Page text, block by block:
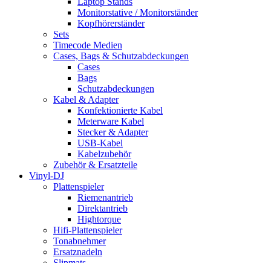
Monitorstative / Monitorständer
Kopfhörerständer
Sets
Timecode Medien
Cases, Bags & Schutzabdeckungen
Cases
Bags
Schutzabdeckungen
Kabel & Adapter
Konfektionierte Kabel
Meterware Kabel
Stecker & Adapter
USB-Kabel
Kabelzubehör
Zubehör & Ersatzteile
Vinyl-DJ
Plattenspieler
Riemenantrieb
Direktantrieb
Hightorque
Hifi-Plattenspieler
Tonabnehmer
Ersatznadeln